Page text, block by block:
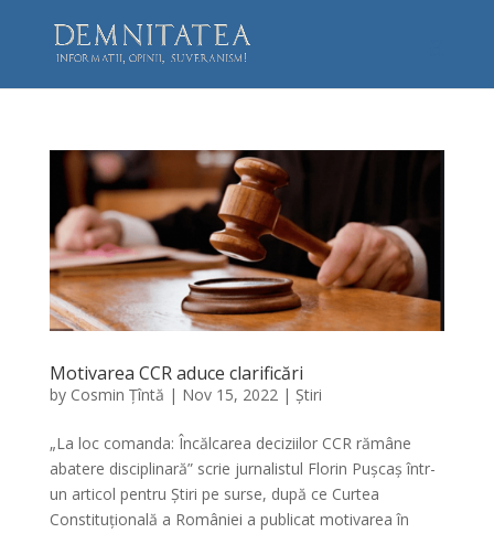
Motivarea CCR aduce clarificări
by Cosmin Țîntă | Nov 15, 2022| Știri
„La loc comanda: Încălcarea deciziilor CCR rămâne
abatere disciplinară” scrie jurnalistul Florin Pușcaș într-
un articol pentru Știri pe surse, după ce Curtea
Constituțională a României a publicat motivarea în